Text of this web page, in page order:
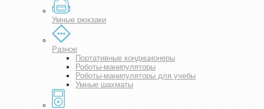
Умные рюкзаки
Разное
Портативные кондиционеры
Роботы-манипуляторы
Роботы-манипуляторы для учебы
Умные шахматы